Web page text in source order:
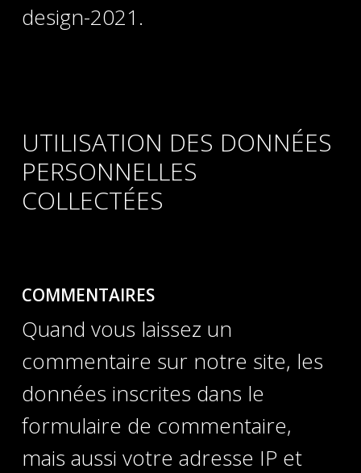
design-2021.
UTILISATION DES DONNÉES
PERSONNELLES
COLLECTÉES
COMMENTAIRES
Quand vous laissez un
commentaire sur notre site, les
données inscrites dans le
formulaire de commentaire,
mais aussi votre adresse IP et